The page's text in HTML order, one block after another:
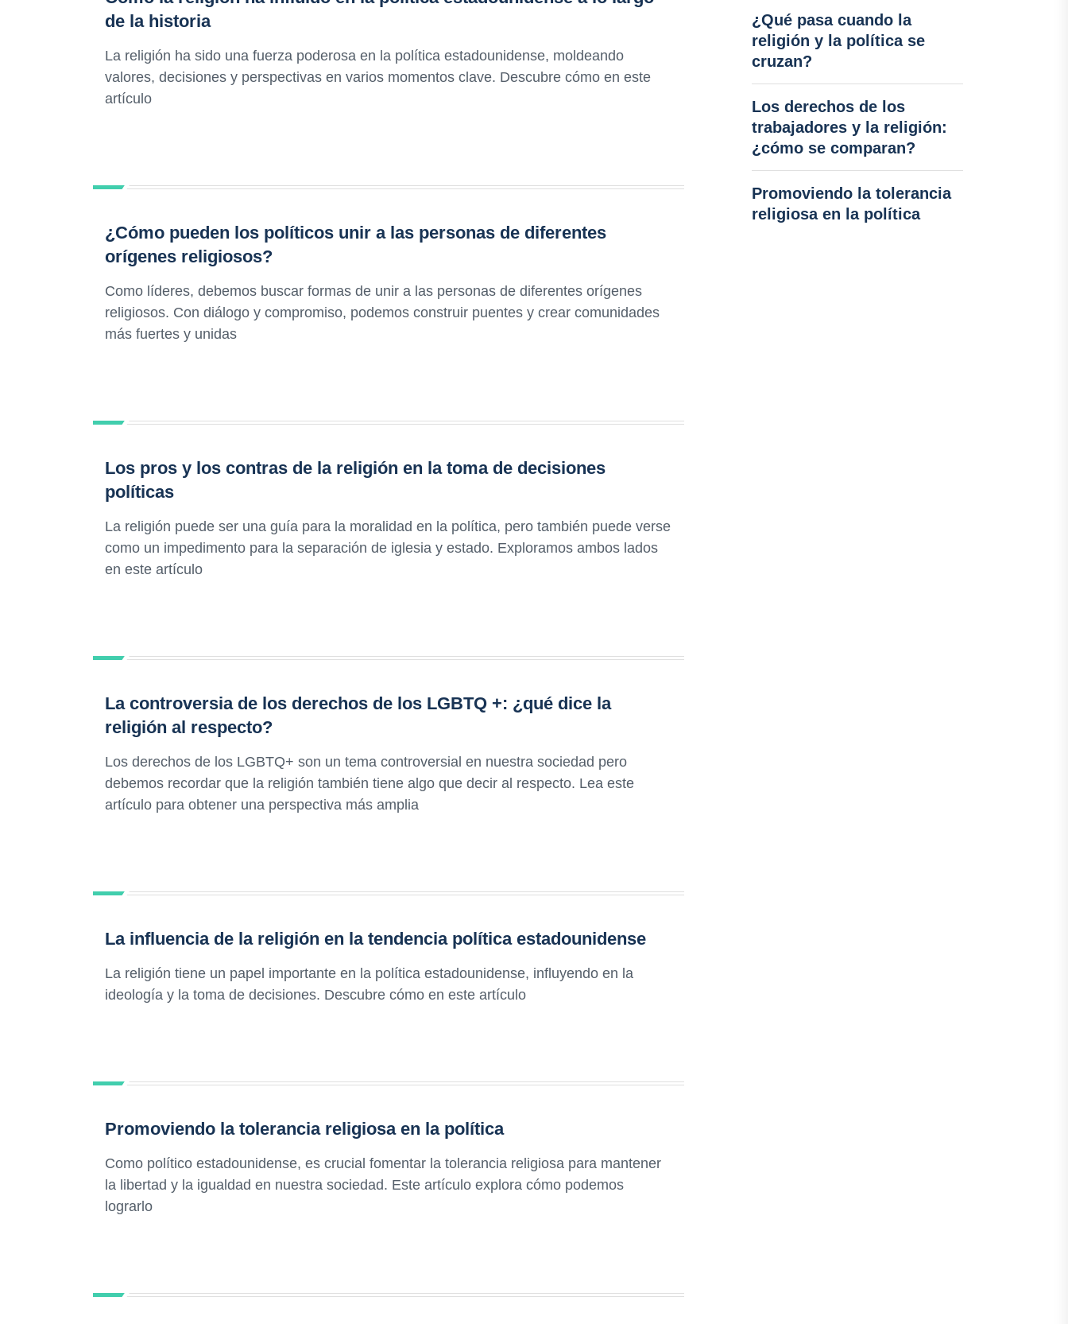
de la historia
La religión ha sido una fuerza poderosa en la política estadounidense, moldeando
valores, decisiones y perspectivas en varios momentos clave. Descubre cómo en este
artículo
¿Cómo pueden los políticos unir a las personas de diferentes
orígenes religiosos?
Como líderes, debemos buscar formas de unir a las personas de diferentes orígenes
religiosos. Con diálogo y compromiso, podemos construir puentes y crear comunidades
más fuertes y unidas
Los pros y los contras de la religión en la toma de decisiones
políticas
La religión puede ser una guía para la moralidad en la política, pero también puede verse
como un impedimento para la separación de iglesia y estado. Exploramos ambos lados
en este artículo
La controversia de los derechos de los LGBTQ +: ¿qué dice la
religión al respecto?
Los derechos de los LGBTQ+ son un tema controversial en nuestra sociedad pero
debemos recordar que la religión también tiene algo que decir al respecto. Lea este
artículo para obtener una perspectiva más amplia
La influencia de la religión en la tendencia política estadounidense
La religión tiene un papel importante en la política estadounidense, influyendo en la
ideología y la toma de decisiones. Descubre cómo en este artículo
Promoviendo la tolerancia religiosa en la política
Como político estadounidense, es crucial fomentar la tolerancia religiosa para mantener
la libertad y la igualdad en nuestra sociedad. Este artículo explora cómo podemos
lograrlo
¿Qué pasa cuando la
religión y la política se
cruzan?
Los derechos de los
trabajadores y la religión:
¿cómo se comparan?
Promoviendo la tolerancia
religiosa en la política